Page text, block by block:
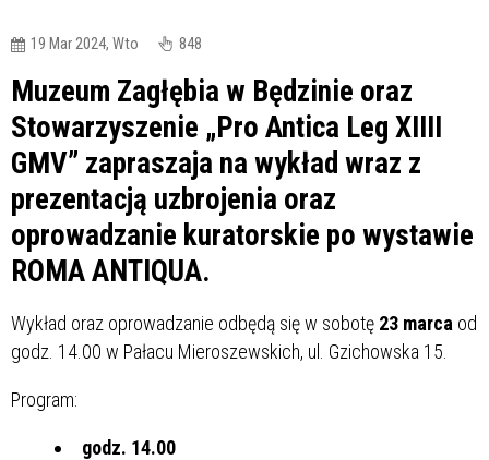
19 Mar 2024, Wto 848
Muzeum Zagłębia w Będzinie oraz
Stowarzyszenie „Pro Antica Leg XIIII
GMV” zapraszaja na wykład wraz z
prezentacją uzbrojenia oraz
oprowadzanie kuratorskie po wystawie
ROMA ANTIQUA.
Wykład oraz oprowadzanie odbędą się w sobotę 23 marca od
godz. 14.00 w Pałacu Mieroszewskich, ul. Gzichowska 15.
Program:
godz. 14.00